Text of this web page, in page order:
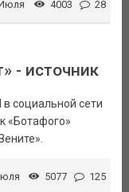
4003 28
- источник
социальной сети
«Ботафого»
5077 125